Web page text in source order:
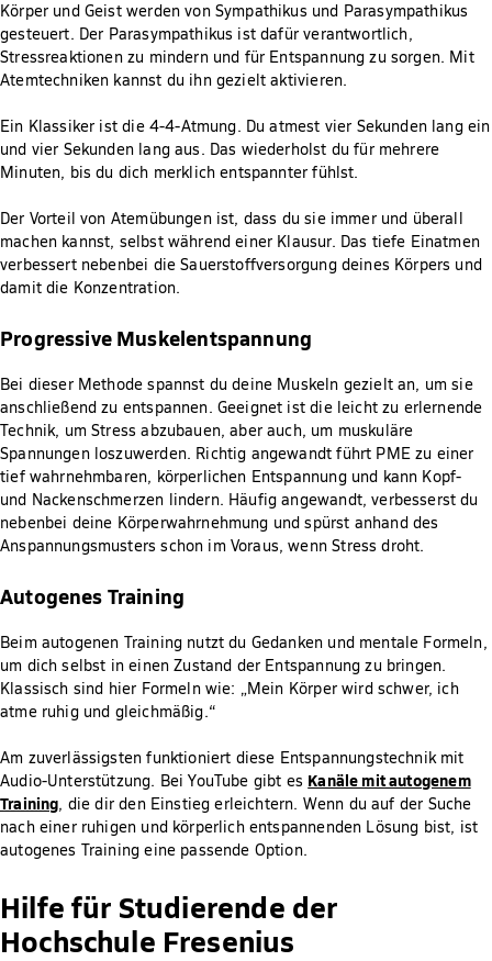
Körper und Geist werden von Sympathikus und Parasympathikus
gesteuert. Der Parasympathikus ist dafür verantwortlich,
Stressreaktionen zu mindern und für Entspannung zu sorgen. Mit
Atemtechniken kannst du ihn gezielt aktivieren.
Ein Klassiker ist die 4-4-Atmung. Du atmest vier Sekunden lang ein
und vier Sekunden lang aus. Das wiederholst du für mehrere
Minuten, bis du dich merklich entspannter fühlst.
Der Vorteil von Atemübungen ist, dass du sie immer und überall
machen kannst, selbst während einer Klausur. Das tiefe Einatmen
verbessert nebenbei die Sauerstoffversorgung deines Körpers und
damit die Konzentration.
Progressive Muskelentspannung
Bei dieser Methode spannst du deine Muskeln gezielt an, um sie
anschließend zu entspannen. Geeignet ist die leicht zu erlernende
Technik, um Stress abzubauen, aber auch, um muskuläre
Spannungen loszuwerden. Richtig angewandt führt PME zu einer
tief wahrnehmbaren, körperlichen Entspannung und kann Kopf-
und Nackenschmerzen lindern. Häufig angewandt, verbesserst du
nebenbei deine Körperwahrnehmung und spürst anhand des
Anspannungsmusters schon im Voraus, wenn Stress droht.
Autogenes Training
Beim autogenen Training nutzt du Gedanken und mentale Formeln,
um dich selbst in einen Zustand der Entspannung zu bringen.
Klassisch sind hier Formeln wie: „Mein Körper wird schwer, ich
atme ruhig und gleichmäßig.“
Am zuverlässigsten funktioniert diese Entspannungstechnik mit
Audio-Unterstützung. Bei YouTube gibt es Kanäle mit autogenem
Training, die dir den Einstieg erleichtern. Wenn du auf der Suche
nach einer ruhigen und körperlich entspannenden Lösung bist, ist
autogenes Training eine passende Option.
Hilfe für Studierende der
Hochschule Fresenius